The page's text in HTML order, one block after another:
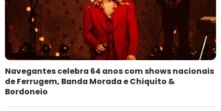
Navegantes celebra 64 anos com shows nacionais
de Ferrugem, Banda Morada e Chiquito &
Bordoneio